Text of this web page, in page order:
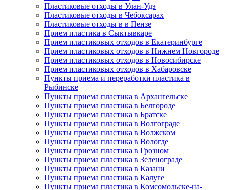
Пластиковые отходы в Улан-Удэ
Пластиковые отходы в Чебоксарах
Пластиковые отходы в в Пензе
Прием пластика в Сыктывкаре
Прием пластиковых отходов в Екатеринбурге
Прием пластиковых отходов в Нижнем Новгороде
Прием пластиковых отходов в Новосибирске
Прием пластиковых отходов в Хабаровске
Пункты приема и переработки пластика в
Рыбинске
Пункты приема пластика в Архангельске
Пункты приема пластика в Белгороде
Пункты приема пластика в Братске
Пункты приема пластика в Волгограде
Пункты приема пластика в Волжском
Пункты приема пластика в Вологде
Пункты приема пластика в Грозном
Пункты приема пластика в Зеленограде
Пункты приема пластика в Казани
Пункты приема пластика в Калуге
Пункты приема пластика в Комсомольске-на-